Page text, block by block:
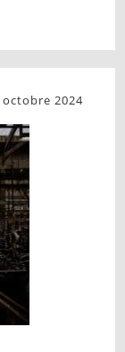
2024